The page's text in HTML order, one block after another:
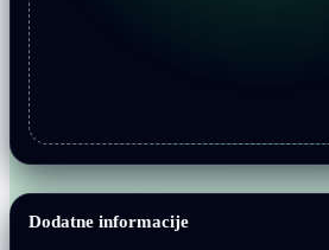
Dodatne informacije